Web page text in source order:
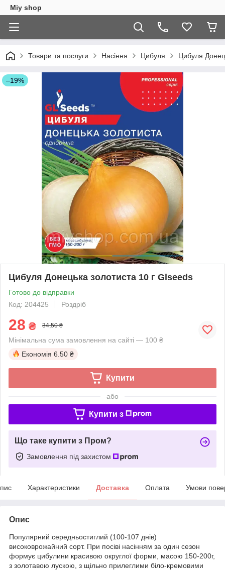
Miy shop
Товари та послуги Насіння Цибуля Цибуля
–19%
Цибуля Донецька золотиста 10 г Glseeds
Готово до відправки
Код: 204425
Роздріб
28 ₴ 34,50 ₴
Мінімальна сума замовлення на сайті — 100 ₴
Економія 6.50 ₴
Купити
або
Купити з
Що таке купити з Пром?
Замовлення під захистом
Характеристики Доставка Оплата Умови
Опис
Популярний середньостиглий (100-107 днів)
високоврожайний сорт. При посіві насінням за один сезон
формує цибулини красивою округлої форми, масою 150-200г,
з золотавою лускою, з щільно прилеглими біло-кремовими